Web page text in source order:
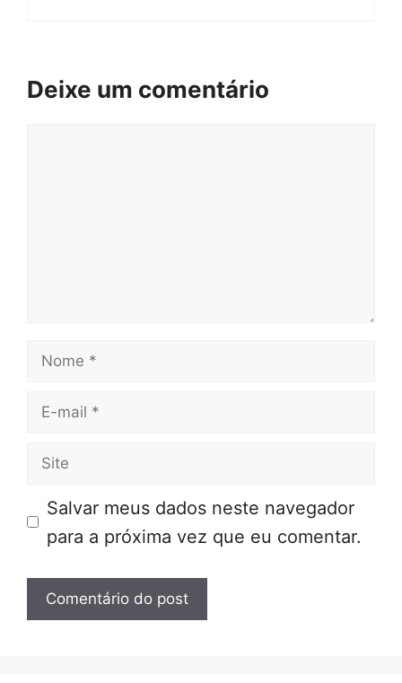
Deixe um comentário
Nome
E-
Site
Salvar meus dados neste navegador
para a próxima vez que eu comentar.